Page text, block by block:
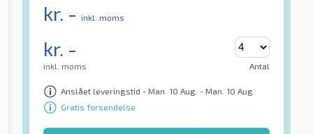
kr. - inkl. moms
kr. -
inkl. moms Antal
Anslået leveringstid - Man. 10 Aug. - Man. 10 Aug.
Gratis forsendelse